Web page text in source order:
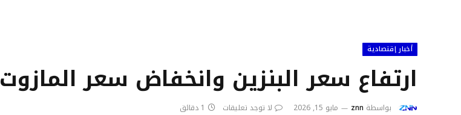
أخبار إقتصادية
ارتفاع سعر البنزين وانخفاض سعر المازوت
بواسطة znn مايو 15, 2026 لا توجد تعليقات 1 دقائق